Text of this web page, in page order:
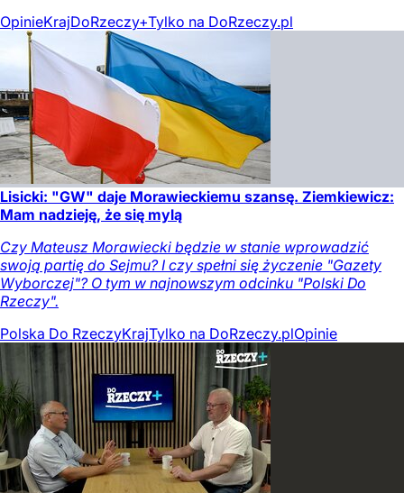
OpinieKrajDoRzeczy+Tylko na DoRzeczy.pl
Lisicki: "GW" daje Morawieckiemu szansę. Ziemkiewicz:
Mam nadzieję, że się mylą
Czy Mateusz Morawiecki będzie w stanie wprowadzić
swoją partię do Sejmu? I czy spełni się życzenie "Gazety
Wyborczej"? O tym w najnowszym odcinku "Polski Do
Rzeczy".
Polska Do RzeczyKrajTylko na DoRzeczy.plOpinie